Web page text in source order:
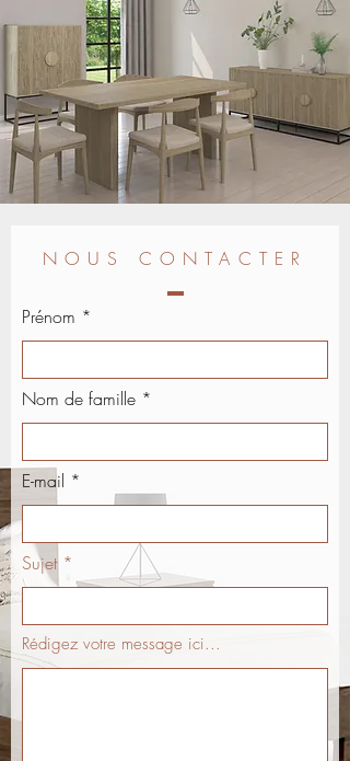
NOUS CONTACTER
Prénom
Nom de famille
E-mail
Sujet *
Rédigez votre message ici...